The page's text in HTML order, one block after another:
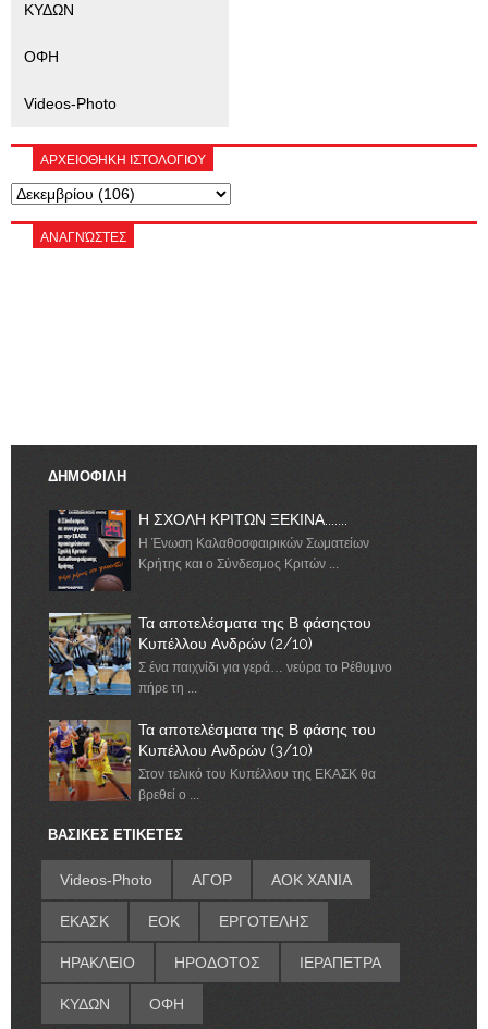
ΚΥΔΩΝ
ΟΦΗ
Videos-Photo
ΑΡΧΕΙΟΘΗΚΗ ΙΣΤΟΛΟΓΙΟΥ
ΑΝΑΓΝΏΣΤΕΣ
ΔΗΜΟΦΙΛΗ
Η ΣΧΟΛΗ ΚΡΙΤΩΝ ΞΕΚΙΝΑ.......
Η Ένωση Καλαθοσφαιρικών Σωματείων
Κρήτης και ο Σύνδεσμος Κριτών ...
Τα αποτελέσματα της Β φάσηςτου
Κυπέλλου Ανδρών (2/10)
Σ ένα παιχνίδι για γερά… νεύρα το Ρέθυμνο
πήρε τη ...
Τα αποτελέσματα της Β φάσης του
Κυπέλλου Ανδρών (3/10)
Στον τελικό του Κυπέλλου της ΕΚΑΣΚ θα
βρεθεί ο ...
ΒΑΣΙΚΕΣ ΕΤΙΚΕΤΕΣ
Videos-Photo ΑΓΟΡ ΑΟΚ ΧΑΝΙΑ
ΕΚΑΣΚ ΕΟΚ ΕΡΓΟΤΕΛΗΣ
ΗΡΑΚΛΕΙΟ ΗΡΟΔΟΤΟΣ ΙΕΡΑΠΕΤΡΑ
ΚΥΔΩΝ ΟΦΗ